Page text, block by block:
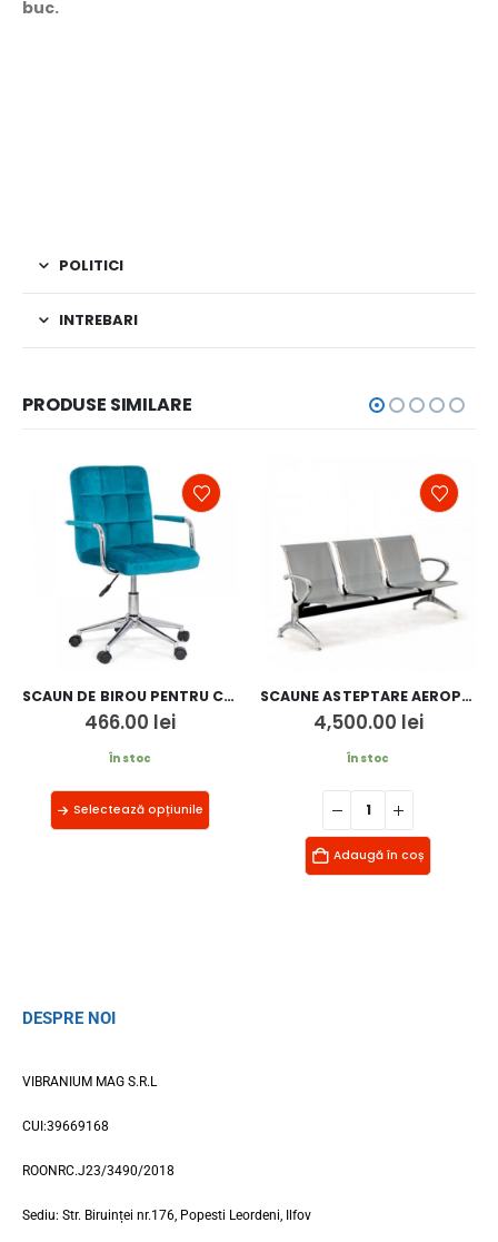
buc.
POLITICI
INTREBARI
PRODUSE SIMILARE
SCAUN DE BIROU PENTRU COPII OFF 328V
466.00 lei
În stoc
Selectează opțiunile
SCAUNE ASTEPTARE AEROPORT
4,500.00 lei
În stoc
Adaugă în coș
DESPRE NOI
VIBRANIUM MAG S.R.L
CUI:39669168
ROONRC.J23/3490/2018
Sediu: Str. Biruinței nr.176, Popesti Leordeni, Ilfov